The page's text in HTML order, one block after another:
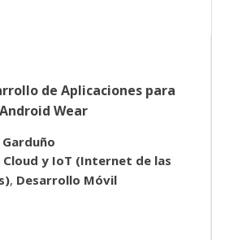
de Aplicaciones para
Android Wear
Cloud y IoT (Internet de las
, Desarrollo Móvil